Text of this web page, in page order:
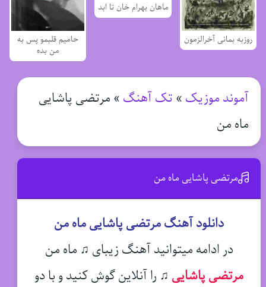
روزبه بمانی آخرالزمون
ماهان بهرام خان تا ابد
حامیم قلبمو پس به
من بده
آموند موزیک » تک آهنگ » مرتضی پاشایی
ماه من
مرتضی پاشایی ماه من
دانلود آهنگ مرتضی پاشایی ماه من
در ادامه میتوانید آهنگ زیبای ♫ ماه من
مرتضی پاشایی ♫ را آنلاین گوش کنید و با دو